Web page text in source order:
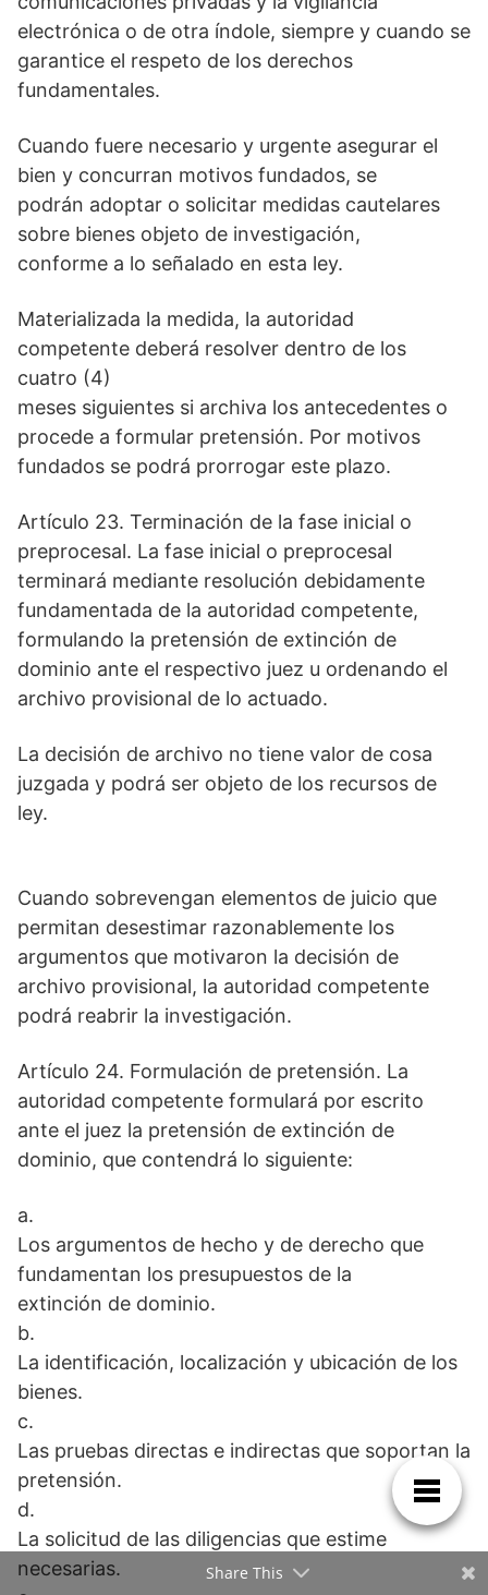
electrónica o de otra índole, siempre y cuando se
garantice el respeto de los derechos
fundamentales.
Cuando fuere necesario y urgente asegurar el
bien y concurran motivos fundados, se
podrán adoptar o solicitar medidas cautelares
sobre bienes objeto de investigación,
conforme a lo señalado en esta ley.
Materializada la medida, la autoridad
competente deberá resolver dentro de los
cuatro (4)
meses siguientes si archiva los antecedentes o
procede a formular pretensión. Por motivos
fundados se podrá prorrogar este plazo.
Artículo 23. Terminación de la fase inicial o
preprocesal. La fase inicial o preprocesal
terminará mediante resolución debidamente
fundamentada de la autoridad competente,
formulando la pretensión de extinción de
dominio ante el respectivo juez u ordenando el
archivo provisional de lo actuado.
La decisión de archivo no tiene valor de cosa
juzgada y podrá ser objeto de los recursos de
ley.
Cuando sobrevengan elementos de juicio que
permitan desestimar razonablemente los
argumentos que motivaron la decisión de
archivo provisional, la autoridad competente
podrá reabrir la investigación.
Artículo 24. Formulación de pretensión. La
autoridad competente formulará por escrito
ante el juez la pretensión de extinción de
dominio, que contendrá lo siguiente:
a.
Los argumentos de hecho y de derecho que
fundamentan los presupuestos de la
extinción de dominio.
b.
La identificación, localización y ubicación de los
bienes.
c.
Las pruebas directas e indirectas que soportan la
pretensión.
d.
La solicitud de las diligencias que estime
necesarias.
Share This